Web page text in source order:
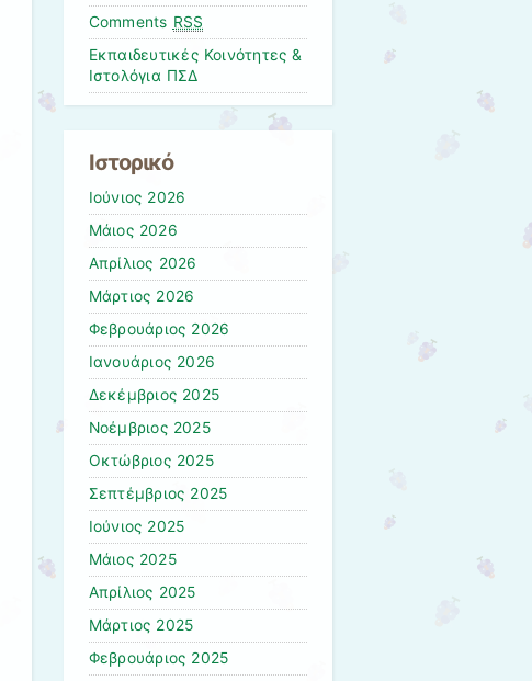
Comments RSS
Εκπαιδευτικές Κοινότητες &
Ιστολόγια ΠΣΔ
Ιστορικό
Ιούνιος 2026
Μάιος 2026
Απρίλιος 2026
Μάρτιος 2026
Φεβρουάριος 2026
Ιανουάριος 2026
Δεκέμβριος 2025
Νοέμβριος 2025
Οκτώβριος 2025
Σεπτέμβριος 2025
Ιούνιος 2025
Μάιος 2025
Απρίλιος 2025
Μάρτιος 2025
Φεβρουάριος 2025